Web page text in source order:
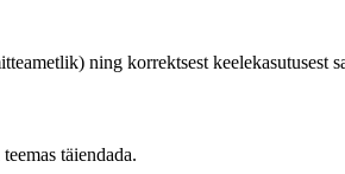
ning korrektsest keelekasutusest
täiendada.